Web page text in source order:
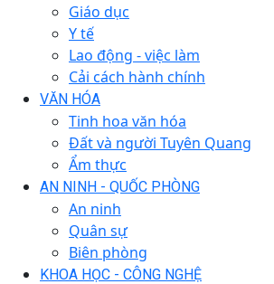
Giáo dục
Y tế
Lao động - việc làm
Cải cách hành chính
VĂN HÓA
Tinh hoa văn hóa
Đất và người Tuyên Quang
Ẩm thực
AN NINH - QUỐC PHÒNG
An ninh
Quân sự
Biên phòng
KHOA HỌC - CÔNG NGHỆ